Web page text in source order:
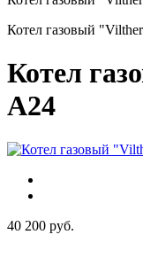
Котел газовый
Котел
А24
40 200 руб.